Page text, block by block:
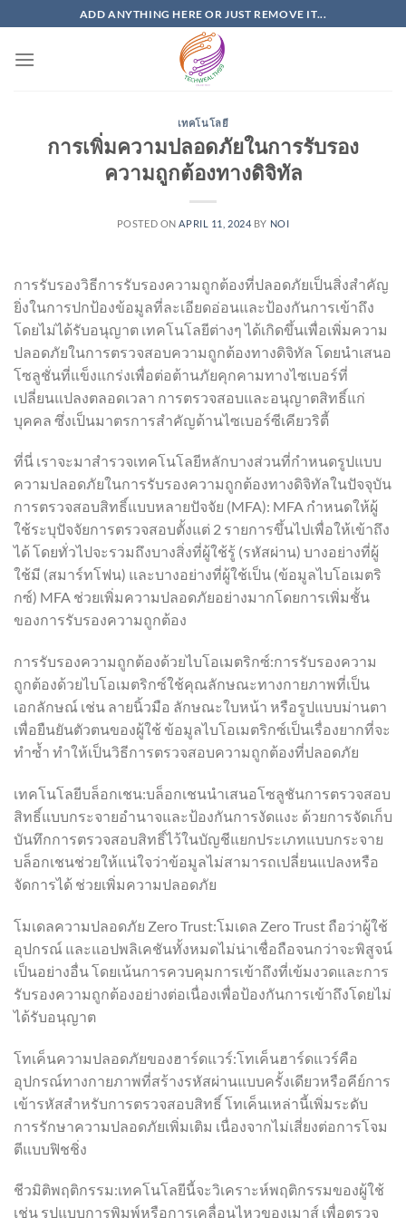
to
content
ADD ANYTHING HERE OR JUST REMOVE IT...
เทคโนโลยี
การเพิ่มความปลอดภัยในการรับรอง
ความถูกต้องทางดิจิทัล
POSTED ON APRIL 11, 2024 BY NOI
การรับรองวิธีการรับรองความถูกต้องที่ปลอดภัยเป็นสิ่งสำคัญ
ยิ่งในการปกป้องข้อมูลที่ละเอียดอ่อนและป้องกันการเข้าถึง
โดยไม่ได้รับอนุญาต เทคโนโลยีต่างๆ ได้เกิดขึ้นเพื่อเพิ่มความ
ปลอดภัยในการตรวจสอบความถูกต้องทางดิจิทัล โดยนำเสนอ
โซลูชั่นที่แข็งแกร่งเพื่อต่อต้านภัยคุกคามทางไซเบอร์ที่
เปลี่ยนแปลงตลอดเวลา การตรวจสอบและอนุญาตสิทธิ์แก่
บุคคล ซึ่งเป็นมาตรการสำคัญด้านไซเบอร์ซีเคียวริตี้
ที่นี่ เราจะมาสำรวจเทคโนโลยีหลักบางส่วนที่กำหนดรูปแบบ
ความปลอดภัยในการรับรองความถูกต้องทางดิจิทัลในปัจจุบัน
การตรวจสอบสิทธิ์แบบหลายปัจจัย (MFA): MFA กำหนดให้ผู้
ใช้ระบุปัจจัยการตรวจสอบตั้งแต่ 2 รายการขึ้นไปเพื่อให้เข้าถึง
ได้ โดยทั่วไปจะรวมถึงบางสิ่งที่ผู้ใช้รู้ (รหัสผ่าน) บางอย่างที่ผู้
ใช้มี (สมาร์ทโฟน) และบางอย่างที่ผู้ใช้เป็น (ข้อมูลไบโอเมตริ
กซ์) MFA ช่วยเพิ่มความปลอดภัยอย่างมากโดยการเพิ่มชั้น
ของการรับรองความถูกต้อง
การรับรองความถูกต้องด้วยไบโอเมตริกซ์:การรับรองความ
ถูกต้องด้วยไบโอเมตริกซ์ใช้คุณลักษณะทางกายภาพที่เป็น
เอกลักษณ์ เช่น ลายนิ้วมือ ลักษณะใบหน้า หรือรูปแบบม่านตา
เพื่อยืนยันตัวตนของผู้ใช้ ข้อมูลไบโอเมตริกซ์เป็นเรื่องยากที่จะ
ทำซ้ำ ทำให้เป็นวิธีการตรวจสอบความถูกต้องที่ปลอดภัย
เทคโนโลยีบล็อกเชน:บล็อกเชนนำเสนอโซลูชันการตรวจสอบ
สิทธิ์แบบกระจายอำนาจและป้องกันการงัดแงะ ด้วยการจัดเก็บ
บันทึกการตรวจสอบสิทธิ์ไว้ในบัญชีแยกประเภทแบบกระจาย
บล็อกเชนช่วยให้แน่ใจว่าข้อมูลไม่สามารถเปลี่ยนแปลงหรือ
จัดการได้ ช่วยเพิ่มความปลอดภัย
โมเดลความปลอดภัย Zero Trust:โมเดล Zero Trust ถือว่าผู้ใช้
อุปกรณ์ และแอปพลิเคชันทั้งหมดไม่น่าเชื่อถือจนกว่าจะพิสูจน์
เป็นอย่างอื่น โดยเน้นการควบคุมการเข้าถึงที่เข้มงวดและการ
รับรองความถูกต้องอย่างต่อเนื่องเพื่อป้องกันการเข้าถึงโดยไม่
ได้รับอนุญาต
โทเค็นความปลอดภัยของฮาร์ดแวร์:โทเค็นฮาร์ดแวร์คือ
อุปกรณ์ทางกายภาพที่สร้างรหัสผ่านแบบครั้งเดียวหรือคีย์การ
เข้ารหัสสำหรับการตรวจสอบสิทธิ์ โทเค็นเหล่านี้เพิ่มระดับ
การรักษาความปลอดภัยเพิ่มเติม เนื่องจากไม่เสี่ยงต่อการโจม
ตีแบบฟิชชิ่ง
ชีวมิติพฤติกรรม:เทคโนโลยีนี้จะวิเคราะห์พฤติกรรมของผู้ใช้
เช่น รูปแบบการพิมพ์หรือการเคลื่อนไหวของเมาส์ เพื่อตรวจ